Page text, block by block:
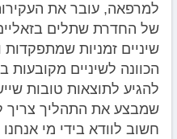
למרפאה, עובר את
של החדרת שתלים
שיניים זמניות שמתפקדות
הכוונה לשיניים
להגיע לתוצאות טובות
שמבצע את התהליך צריך
חשוב לוודא בידי מי